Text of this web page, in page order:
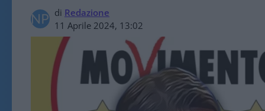
di Redazione
11 Aprile 2024, 13:02